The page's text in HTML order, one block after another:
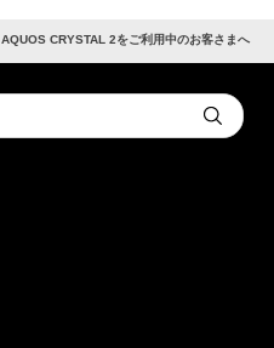
AQUOS CRYSTAL 2をご利用中のお客さまへ
Submit